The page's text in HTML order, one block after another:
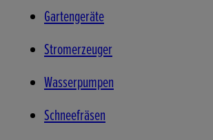
Gartengeräte
Stromerzeuger
Wasserpumpen
Schneefräsen